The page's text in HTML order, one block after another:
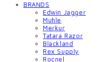
BRANDS
Edwin Jagger
Muhle
Merkur
Tatara Razor
Blackland
Rex Supply
Rocnel